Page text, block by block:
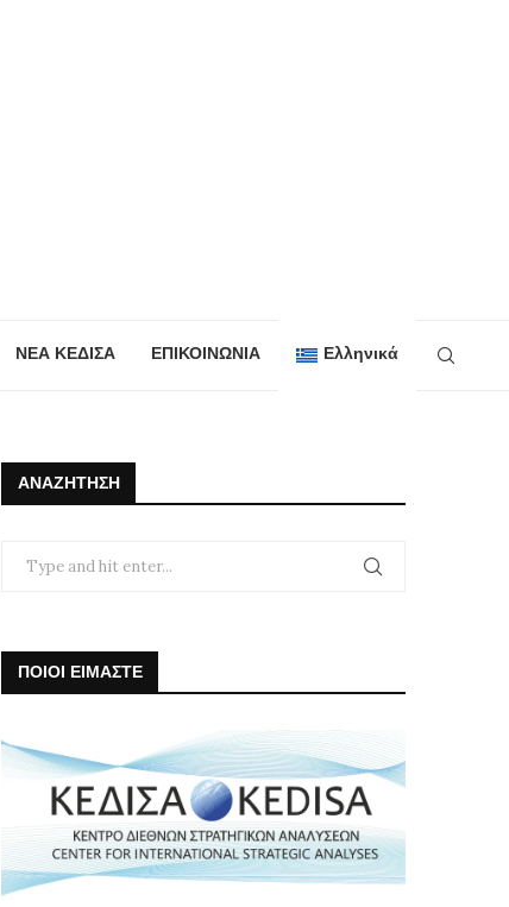
ΝΕΑ ΚΕΔΙΣΑ ΕΠΙΚΟΙΝΩΝΙΑ Ελληνικά
ΑΝΑΖΉΤΗΣΗ
ΠΟΙΟΙ ΕΙΜΑΣΤΕ